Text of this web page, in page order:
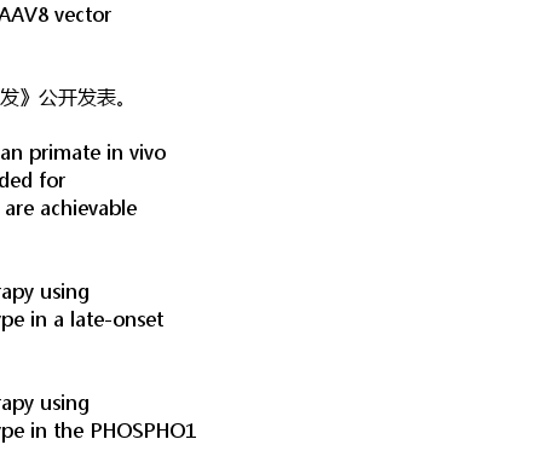
vector
》公开发表。
primate in vivo
for
achievable
using
in a late-onset
using
in the PHOSPHO1